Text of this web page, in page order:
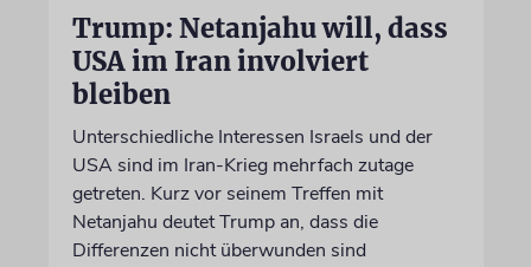
Trump: Netanjahu will, dass
USA im Iran involviert
bleiben
Unterschiedliche Interessen Israels und der
USA sind im Iran-Krieg mehrfach zutage
getreten. Kurz vor seinem Treffen mit
Netanjahu deutet Trump an, dass die
Differenzen nicht überwunden sind